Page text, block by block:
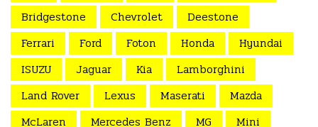
Bridgestone
Chevrolet
Deestone
Ferrari
Ford Foton Honda
Hyundai
ISUZU
Jaguar Kia
Lamborghini
Land Rover
Lexus Maserati
Mazda
McLaren
Mercedes Benz MG
Mini